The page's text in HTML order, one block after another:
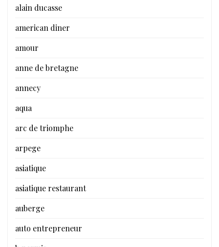
alain ducasse
american diner
amour
anne de bretagne
annecy
aqua
arc de triomphe
arpege
asiatique
asiatique restaurant
auberge
auto entrepreneur